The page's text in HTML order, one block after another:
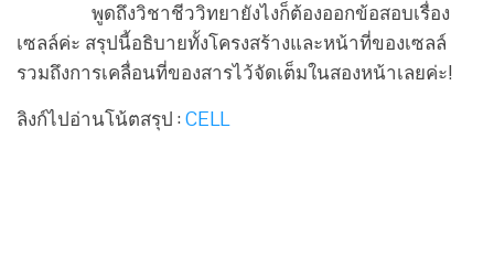
พูดถึงวิชาชีววิทยายังไงก็ต้องออกข้อสอบเรื่อง
เซลล์ค่ะ สรุปนี้อธิบายทั้งโครงสร้างและหน้าที่ของเซลล์
รวมถึงการเคลื่อนที่ของสารไว้จัดเต็มในสองหน้าเลยค่ะ!
ลิงก์ไปอ่านโน้ตสรุป :CELL